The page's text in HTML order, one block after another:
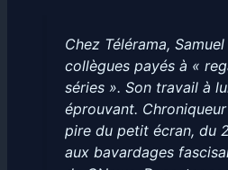
Chez Télérama,
collègues payés à «
séries ». Son travail à
éprouvant.
pire du petit écran, du
aux bavardages